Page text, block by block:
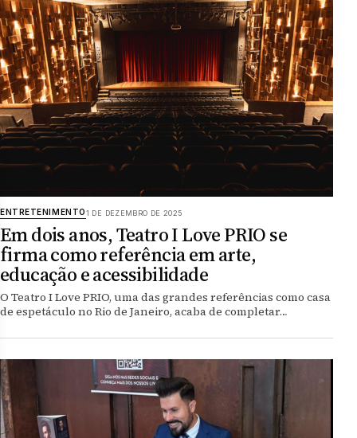
ENTRETENIMENTO1 DE DEZEMBRO DE 2025
Em dois anos, Teatro I Love PRIO se
firma como referência em arte,
educação e acessibilidade
O Teatro I Love PRIO, uma das grandes referências como casa
de espetáculo no Rio de Janeiro, acaba de completar…